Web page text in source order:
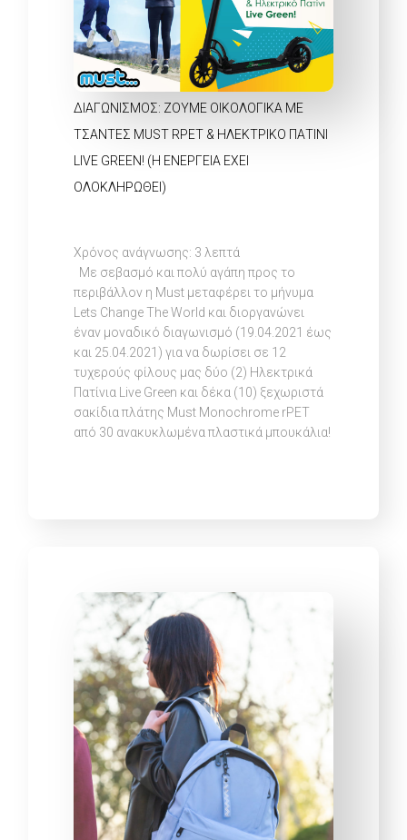
ΔΙΑΓΩΝΙΣΜΟΣ: ΖΟΎΜΕ ΟΙΚΟΛΟΓΙΚΆ ΜΕ
ΤΣΆΝΤΕΣ MUST RPET & ΗΛΕΚΤΡΙΚΌ ΠΑΤΊΝΙ
LIVE GREEN! (Η ΕΝΈΡΓΕΙΑ ΈΧΕΙ
ΟΛΟΚΛΗΡΩΘΕΊ)
Χρόνος ανάγνωσης: 3 λεπτά
Με σεβασμό και πολύ αγάπη προς το
περιβάλλον η Must μεταφέρει το μήνυμα
Lets Change The World και διοργανώνει
έναν μοναδικό διαγωνισμό (19.04.2021 έως
και 25.04.2021) για να δωρίσει σε 12
τυχερούς φίλους μας δύο (2) Ηλεκτρικά
Πατίνια Live Green και δέκα (10) ξεχωριστά
σακίδια πλάτης Must Μonochrome rPET
από 30 ανακυκλωμένα πλαστικά μπουκάλια!